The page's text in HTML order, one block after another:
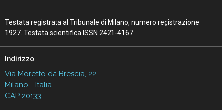
Testata registrata al Tribunale di Milano, numero registrazione
1927. Testata scientifica ISSN 2421-4167
Indirizzo
Via Moretto da Brescia, 22
Milano - Italia
CAP 20133